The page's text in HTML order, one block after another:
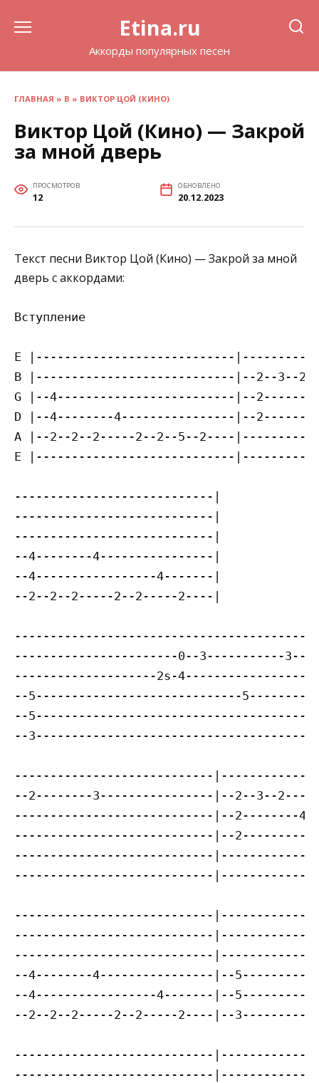
Etina.ru
Аккорды популярных песен
ГЛАВНАЯ » В » ВИКТОР ЦОЙ (КИНО)
Виктор Цой (Кино) — Закрой
за мной дверь
ПРОСМОТРОВ
12
ОБНОВЛЕНО
20.12.2023
Текст песни Виктор Цой (Кино) — Закрой за мной
дверь с аккордами:
Вступление
E |----------------------------
B |----------------------------|--2--3--
G |--4-------------------------|--
D |--4--------4----------------|--
A |--2--2--2-----2--2--5--2----
E |----------------------------
----------------------------|
----------------------------|
----------------------------|
--4--------4----------------|
--4-----------------4-------|
--2--2--2-----2--2-----2----|
-----------------------0--3-----------
--------------------2s-
--5-----------------------------
--
--
----------------------------
--2--------3----------------|--2--3--
----------------------------|--2--------
----------------------------|--
----------------------------
----------------------------
----------------------------
----------------------------|--------------
----------------------------
--4--------4----------------|--
--4-----------------4-------|--
--2--2--2-----2--2-----2----|--
----------------------------
----------------------------